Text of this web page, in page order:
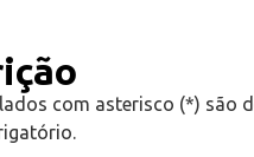
com asterisco (*) são